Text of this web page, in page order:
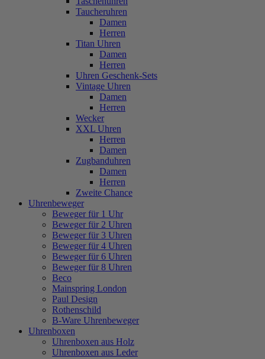
Taucheruhren
Damen
Herren
Titan Uhren
Damen
Herren
Uhren Geschenk-Sets
Vintage Uhren
Damen
Herren
Wecker
XXL Uhren
Herren
Damen
Zugbanduhren
Damen
Herren
Zweite Chance
Uhrenbeweger
Beweger für 1 Uhr
Beweger für 2 Uhren
Beweger für 3 Uhren
Beweger für 4 Uhren
Beweger für 6 Uhren
Beweger für 8 Uhren
Beco
Mainspring London
Paul Design
Rothenschild
B-Ware Uhrenbeweger
Uhrenboxen
Uhrenboxen aus Holz
Uhrenboxen aus Leder